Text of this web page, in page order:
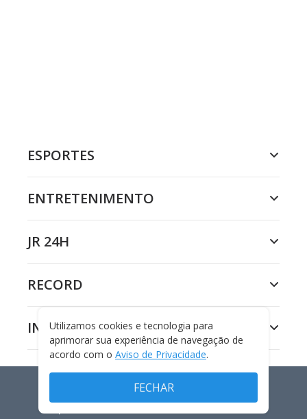
ESPORTES
ENTRETENIMENTO
JR 24H
RECORD
INSTITUCIONAL
TECNOLOGIA E CIÊNCIA
Utilizamos cookies e tecnologia para
aprimorar sua experiência de navegação de
acordo com o Aviso de Privacidade.
FECHAR